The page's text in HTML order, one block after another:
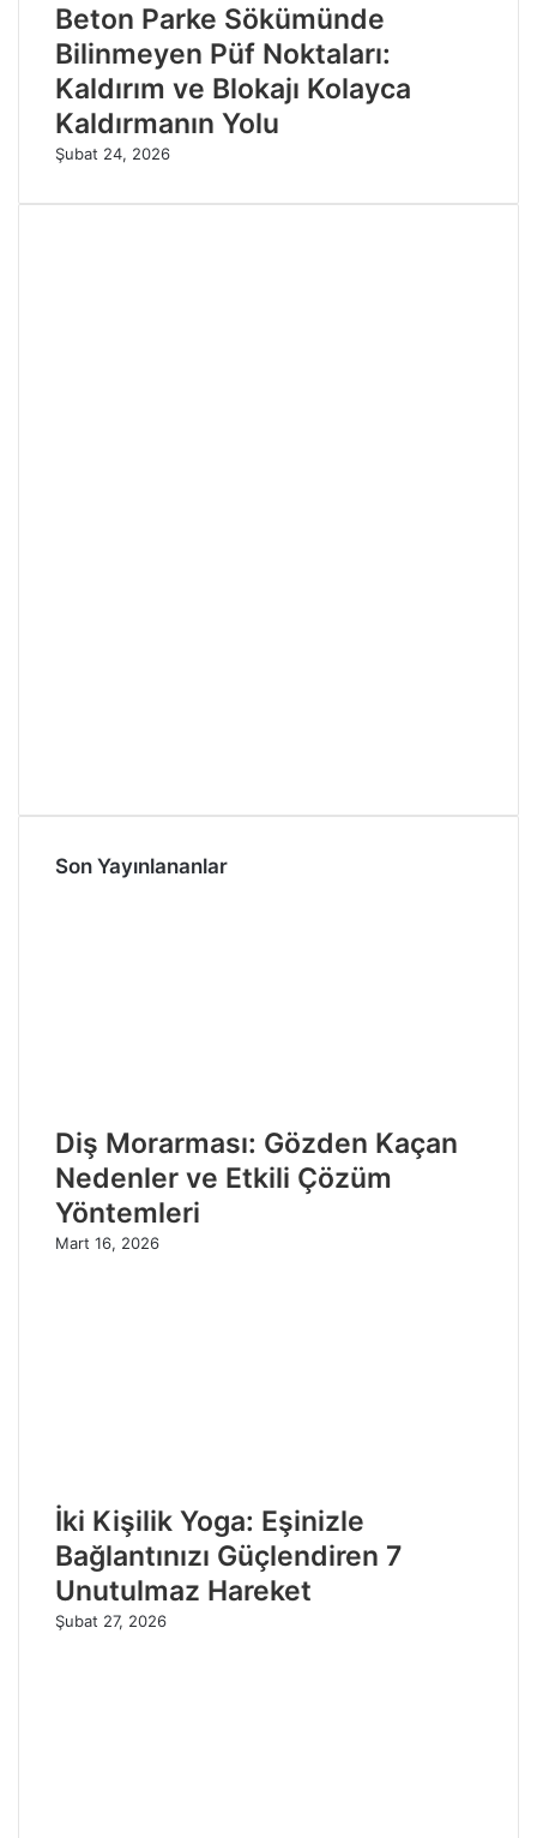
Beton Parke Sökümünde
Bilinmeyen Püf Noktaları:
Kaldırım ve Blokajı Kolayca
Kaldırmanın Yolu
Şubat 24, 2026
Son Yayınlananlar
Diş Morarması: Gözden Kaçan
Nedenler ve Etkili Çözüm
Yöntemleri
Mart 16, 2026
İki Kişilik Yoga: Eşinizle
Bağlantınızı Güçlendiren 7
Unutulmaz Hareket
Şubat 27, 2026